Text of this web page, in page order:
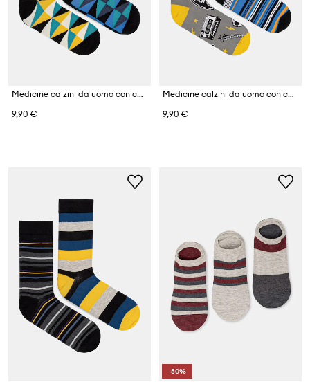
Medicine calzini da uomo con cotone pacco da 2
9,90 €
Medicine calzini da uomo con cotone pacco da 2
9,90 €
-50%